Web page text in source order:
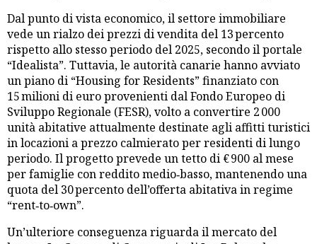
Dal punto di vista economico, il settore immobiliare
vede un rialzo dei prezzi di vendita del 13 percento
rispetto allo stesso periodo del 2025, secondo il portale
“Idealista”. Tuttavia, le autorità canarie hanno avviato
un piano di “Housing for Residents” finanziato con
15 milioni di euro provenienti dal Fondo Europeo di
Sviluppo Regionale (FESR), volto a convertire 2 000
unità abitative attualmente destinate agli affitti turistici
in locazioni a prezzo calmierato per residenti di lungo
periodo. Il progetto prevede un tetto di € 900 al mese
per famiglie con reddito medio‑basso, mantenendo una
quota del 30 percento dell’offerta abitativa in regime
“rent‑to‑own”.
Un’ulteriore conseguenza riguarda il mercato del